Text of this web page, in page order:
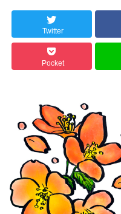
Twitter
Pocket